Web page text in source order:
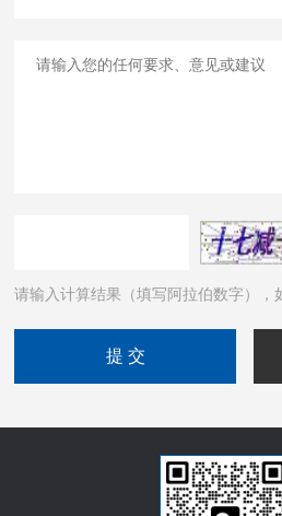
请输入计算结果（填写阿拉伯数字），